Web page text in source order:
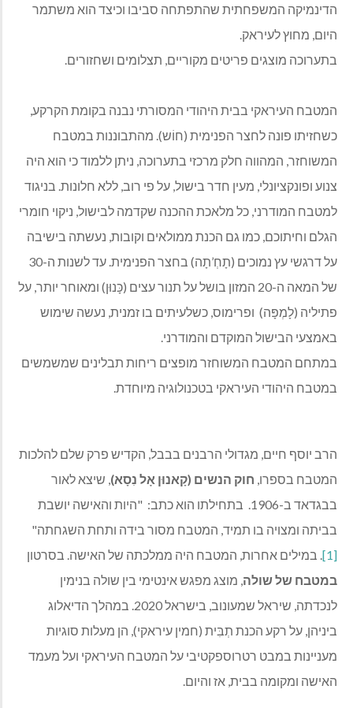
הדינמיקה המשפחתית שהתפתחה סביבו וכיצד הוא משתמר
היום, מחוץ לעיראק.
בתערוכה מוצגים פריטים מקוריים, תצלומים ושחזורים.
המטבח העיראקי בבית היהודי המסורתי נבנה בקומת הקרקע,
כשחזיתו פונה לחצר הפנימית (חוֹש). מהתבוננות במטבח
המשוחזר, המהווה חלק מרכזי בתערוכה, ניתן ללמוד כי הוא היה
צנוע ופונקציונלי, מעין חדר בישול, על פי רוב, ללא חלונות. בניגוד
למטבח המודרני, כל מלאכת ההכנה שקדמה לבישול, ניקוי חומרי
הגלם וחיתוכם, כמו גם הכנת ממולאים וקובות, נעשתה בישיבה
על דרגשי עץ נמוכים (תָחְ’תָה) בחצר הפנימית. עד לשנות ה-30
של המאה ה-20 המזון בושל על תנור עצים (כָּנוּן) ומאוחר יותר, על
פתיליה (לָמְפָּה) ופרימוס, כשלעיתים בו זמנית, נעשה שימוש
באמצעי הבישול המוקדם והמודרני.
במתחם המטבח המשוחזר מופצים ריחות תבלינים שמשמשים
במטבח היהודי העיראקי בטכנולוגיה מיוחדת.
הרב יוסף חיים, מגדולי הרבנים בבבל, הקדיש פרק שלם להלכות
המטבח בספרו, חוק הנשים (קָאנוּן אָל נִסָא), שיצא לאור
בבגדאד ב-1906. בתחילתו הוא כתב: "היות והאישה יושבת
בביתה ומצויה בו תמיד, המטבח מסור בידה ותחת השגחתה"
[1]
. במילים אחרות, המטבח היה ממלכתה של האישה. בסרטון
במטבח של שולה, מוצג מפגש אינטימי בין שולה בנימין
לנכדתה, שיראל שמעונוב, בישראל 2020. במהלך הדיאלוג
ביניהן, על רקע הכנת תְבִּית (חמין עיראקי), הן מעלות סוגיות
מעניינות במבט רטרוספקטיבי על המטבח העיראקי ועל מעמד
האישה ומקומה בבית, אז והיום.